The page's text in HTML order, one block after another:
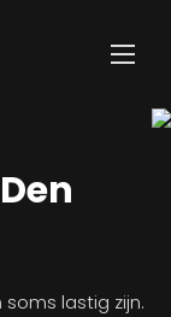
lastig zijn.